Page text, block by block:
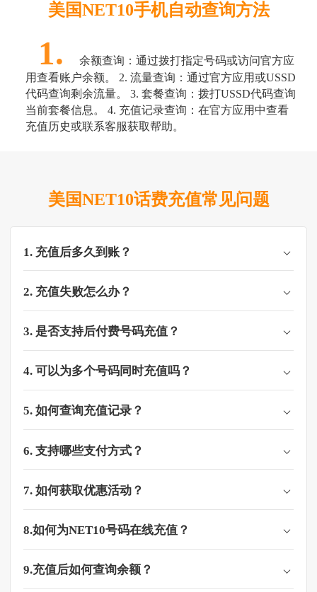
美国NET10手机自动查询方法
1.
余额查询：通过拨打指定号码或访问官方应
用查看账户余额。 2. 流量查询：通过官方应用或USSD
代码查询剩余流量。 3. 套餐查询：拨打USSD代码查询
当前套餐信息。 4. 充值记录查询：在官方应用中查看
充值历史或联系客服获取帮助。
美国NET10话费充值常见问题
1. 充值后多久到账？
2. 充值失败怎么办？
3. 是否支持后付费号码充值？
4. 可以为多个号码同时充值吗？
5. 如何查询充值记录？
6. 支持哪些支付方式？
7. 如何获取优惠活动？
8.如何为NET10号码在线充值？​​
9.充值后如何查询余额？